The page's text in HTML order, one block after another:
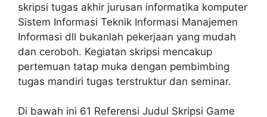
skripsi tugas akhir jurusan informatika komputer
Sistem Informasi Teknik Informasi Manajemen
Informasi dll bukanlah pekerjaan yang mudah
dan ceroboh. Kegiatan skripsi mencakup
pertemuan tatap muka dengan pembimbing
tugas mandiri tugas terstruktur dan seminar.
Di bawah ini 61 Referensi Judul Skripsi Game